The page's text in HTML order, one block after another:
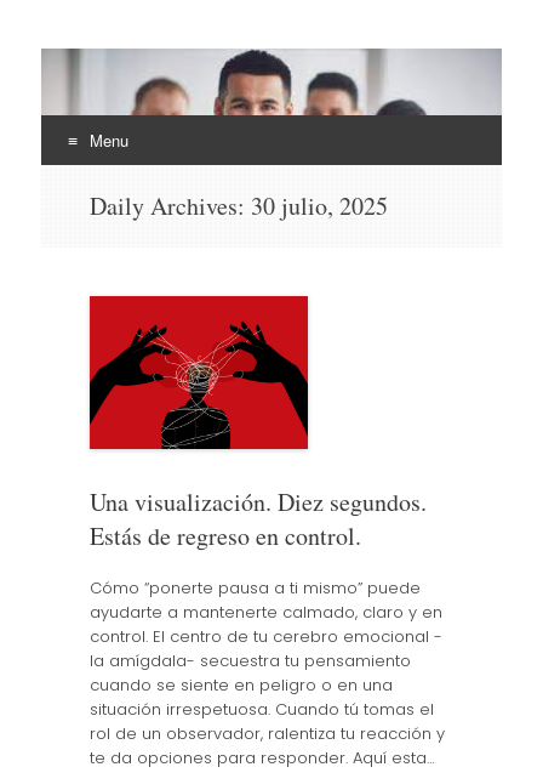
EHLI
UNINTER
Menu
Daily Archives: 30 julio, 2025
Una visualización. Diez segundos.
Estás de regreso en control.
Cómo “ponerte pausa a ti mismo” puede
ayudarte a mantenerte calmado, claro y en
control. El centro de tu cerebro emocional -
la amígdala- secuestra tu pensamiento
cuando se siente en peligro o en una
situación irrespetuosa. Cuando tú tomas el
rol de un observador, ralentiza tu reacción y
te da opciones para responder. Aquí esta…